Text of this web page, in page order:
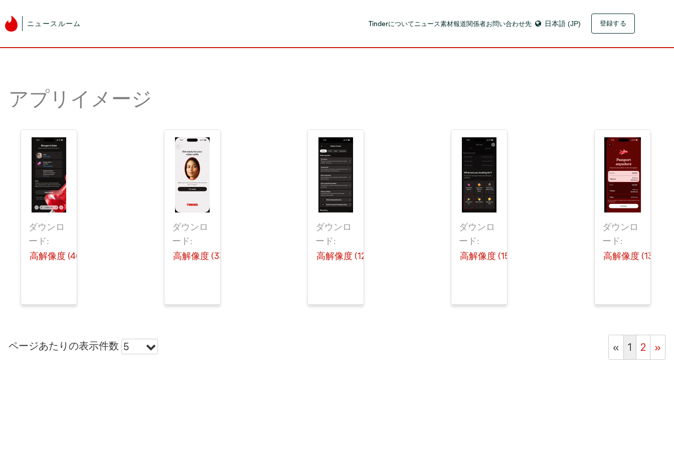
ニュースルーム Tinderについてニュース素材報道関係者お問い合わせ先 日本語 (JP) 登録する
アプリイメージ
ダウンロ
ード:
高解像度 (465 KB)
ダウンロ
ード:
高解像度 (334 KB)
ダウンロ
ード:
高解像度 (126 KB)
ダウンロ
ード:
高解像度 (151 KB)
ダウンロ
ード:
高解像度 (137 KB)
ページあたりの表示件数 5 « 1 2 »